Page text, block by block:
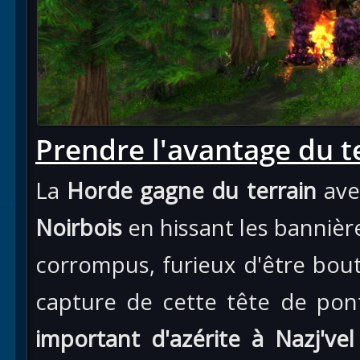
Prendre l'avantage du
La Horde gagne du terrain
Noirbois en hissant les
corrompus, furieux d'être
capture de cette tête de
important d'azérite à Nazj'vel